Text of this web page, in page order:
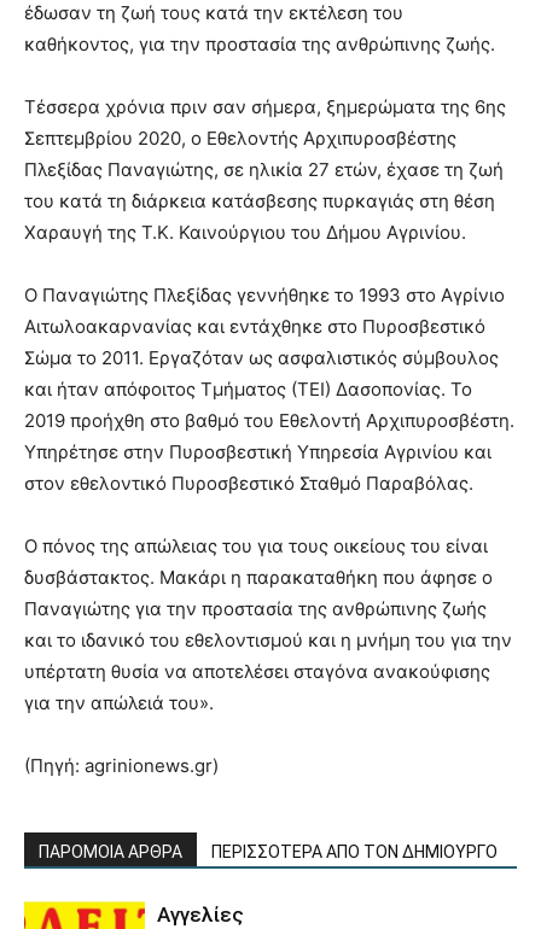
έδωσαν τη ζωή τους κατά την εκτέλεση του
καθήκοντος, για την προστασία της ανθρώπινης ζωής.
Τέσσερα χρόνια πριν σαν σήμερα, ξημερώματα της 6ης
Σεπτεμβρίου 2020, ο Εθελοντής Αρχιπυροσβέστης
Πλεξίδας Παναγιώτης, σε ηλικία 27 ετών, έχασε τη ζωή
του κατά τη διάρκεια κατάσβεσης πυρκαγιάς στη θέση
Χαραυγή της Τ.Κ. Καινούργιου του Δήμου Αγρινίου.
Ο Παναγιώτης Πλεξίδας γεννήθηκε το 1993 στο Αγρίνιο
Αιτωλοακαρνανίας και εντάχθηκε στο Πυροσβεστικό
Σώμα το 2011. Εργαζόταν ως ασφαλιστικός σύμβουλος
και ήταν απόφοιτος Τμήματος (ΤΕΙ) Δασοπονίας. Το
2019 προήχθη στο βαθμό του Εθελοντή Αρχιπυροσβέστη.
Υπηρέτησε στην Πυροσβεστική Υπηρεσία Αγρινίου και
στον εθελοντικό Πυροσβεστικό Σταθμό Παραβόλας.
Ο πόνος της απώλειας του για τους οικείους του είναι
δυσβάστακτος. Μακάρι η παρακαταθήκη που άφησε ο
Παναγιώτης για την προστασία της ανθρώπινης ζωής
και το ιδανικό του εθελοντισμού και η μνήμη του για την
υπέρτατη θυσία να αποτελέσει σταγόνα ανακούφισης
για την απώλειά του».
(Πηγή: agrinionews.gr)
ΠΑΡΟΜΟΙΑ ΑΡΘΡΑ ΠΕΡΙΣΣΟΤΕΡΑ ΑΠΟ ΤΟΝ ΔΗΜΙΟΥΡΓΟ
Αγγελίες